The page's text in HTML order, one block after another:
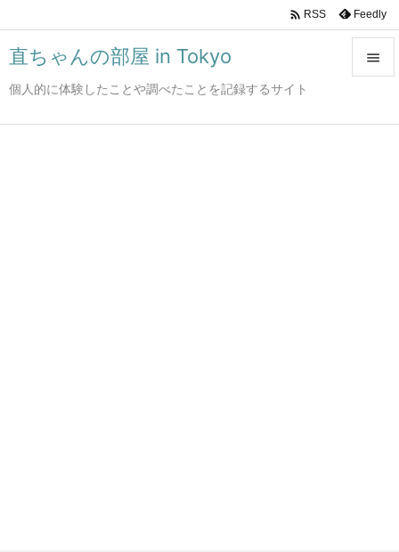
直ちゃんの部屋 in Tokyo
個人的に体験したことや調べたことを記録するサイト

 RSS Feedly